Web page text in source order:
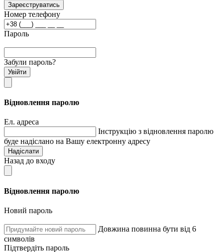
Зареєструватись
Номер телефону
Пароль
Забули пароль?
Увійти
Відновлення паролю
Ел. адреса
Інструкцію з відновлення паролю
буде надіслано на Вашу електронну адресу
Надіслати
Назад до входу
Відновлення паролю
Новий пароль
Довжина повинна бути від 6
символів
Підтвердіть пароль